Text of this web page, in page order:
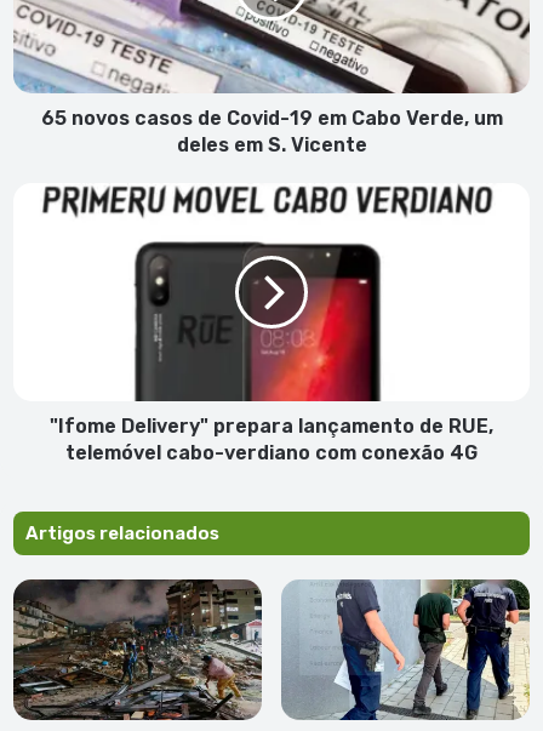
19
em
Cabo
Verde,
Vicente
65 novos casos de Covid-19 em Cabo Verde, um
deles em S. Vicente
"Ifome
Delivery"
conexão
"Ifome Delivery" prepara lançamento de RUE,
telemóvel cabo-verdiano com conexão 4G
Artigos relacionados